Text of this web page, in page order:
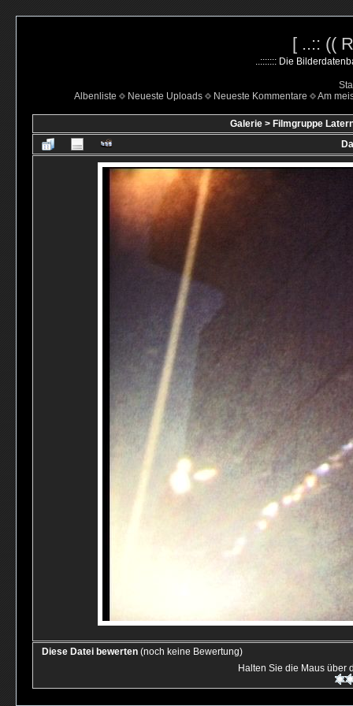
[ ..:: ((
..::::::: Die
Albenliste
Neueste Uploads Neueste Kommentare Am
Galerie > Filmgruppe
Diese Datei bewerten (noch keine Bewertung)
Halten Sie die Maus über